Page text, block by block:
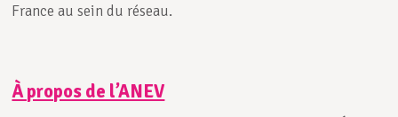
France au sein du réseau.
À propos de l’ANEV